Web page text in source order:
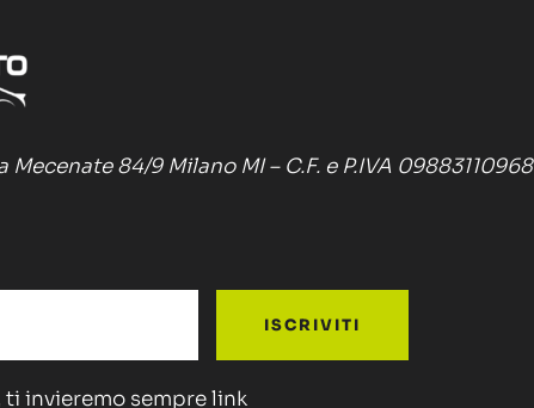
84/9 Milano MI – C.F. e P.IVA 09883110968
ISCRIVITI
invieremo sempre link